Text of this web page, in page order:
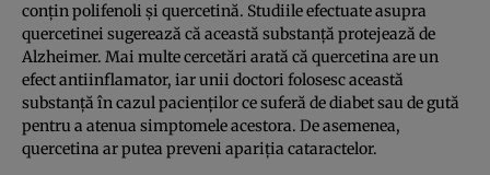
conţin polifenoli şi quercetină. Studiile efectuate asupra
quercetinei sugerează că această substanţă protejează de
Alzheimer. Mai multe cercetări arată că quercetina are un
efect antiinflamator, iar unii doctori folosesc această
substanţă în cazul pacienţilor ce suferă de diabet sau de gută
pentru a atenua simptomele acestora. De asemenea,
quercetina ar putea preveni apariţia cataractelor.